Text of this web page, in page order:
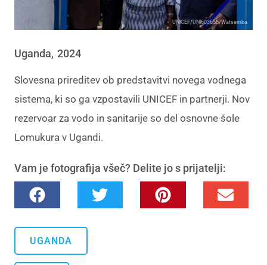
UNICEF/UNI603655/Watsemba
Uganda, 2024
Slovesna prireditev ob predstavitvi novega vodnega
sistema, ki so ga vzpostavili UNICEF in partnerji. Nov
rezervoar za vodo in sanitarije so del osnovne šole
Lomukura v Ugandi.
Vam je fotografija všeč? Delite jo s prijatelji:
UGANDA